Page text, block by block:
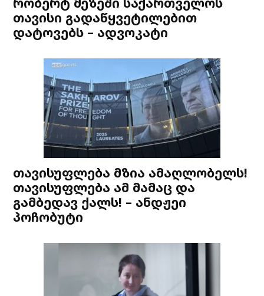
თავისი გადაწყვეტილებით
დატოვებს – ადვოკატი
თავისუფლება მზია ამაღლობელს!
თავისუფლება ამ მამაც და
გამბედავ ქალს! – ანდჟეი
პოჩობუტი